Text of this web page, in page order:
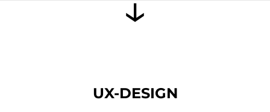
UX-DESIGN